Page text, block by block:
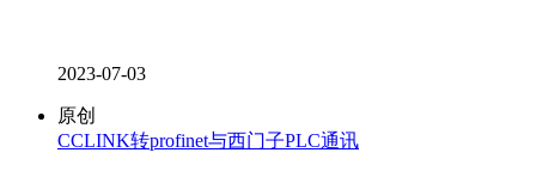
2023-07-03
原创
CCLINK转profinet与西门子PLC通讯